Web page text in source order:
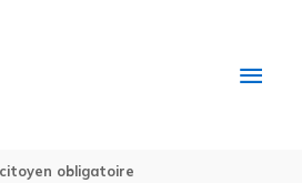
obligatoire